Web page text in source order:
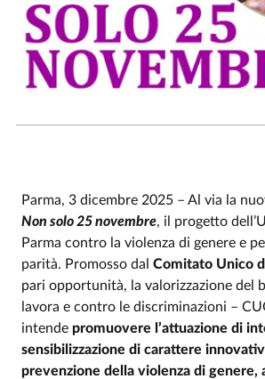
Parma, 3 dicembre 2025 – Al via la
Non solo 25 novembre, il progetto
Parma contro la violenza di genere e
parità. Promosso dal Comitato Unico
pari opportunità, la valorizzazione del
lavora e contro le discriminazioni –
intende promuovere l’attuazione di
sensibilizzazione di carattere
prevenzione della violenza di genere,